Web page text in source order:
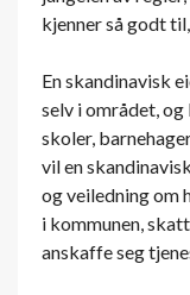
kjenner så godt
En skandinavisk
selv i området,
skoler,
vil en
og veiledning om
i kommunen,
anskaffe seg